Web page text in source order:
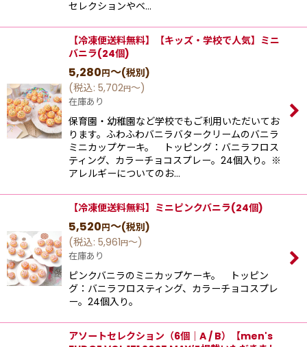
セレクションやベ…
【冷凍便送料無料】【キッズ・学校で人気】ミニ
バニラ(24個)
5,280円～(税別)
(税込: 5,702円～)
在庫あり
保育園・幼稚園など学校でもご利用いただいてお
ります。ふわふわバニラバタークリームのバニラ
ミニカップケーキ。 トッピング：バニラフロス
ティング、カラーチョコスプレー。24個入り。※
アレルギーについてのお…
【冷凍便送料無料】ミニピンクバニラ(24個)
5,520円～(税別)
(税込: 5,961円～)
在庫あり
ピンクバニラのミニカップケーキ。 トッピン
グ：バニラフロスティング、カラーチョコスプレ
ー。24個入り。
アソートセレクション（6個｜A / B）【men's